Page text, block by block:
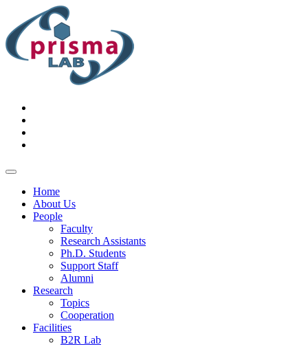
Home
About Us
People
Faculty
Research Assistants
Ph.D. Students
Support Staff
Alumni
Research
Topics
Cooperation
Facilities
B2R Lab